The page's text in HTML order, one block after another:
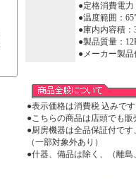
●定格消費電力
●温度範囲：
●庫内内容積：
●製品質量：
●メーカー製品
●表示価格は消費税 込みです
●こちらの商品は店頭でも
●厨房機器は全品保証付です
（一部対象外あり）
●什器、備品は除く、（離